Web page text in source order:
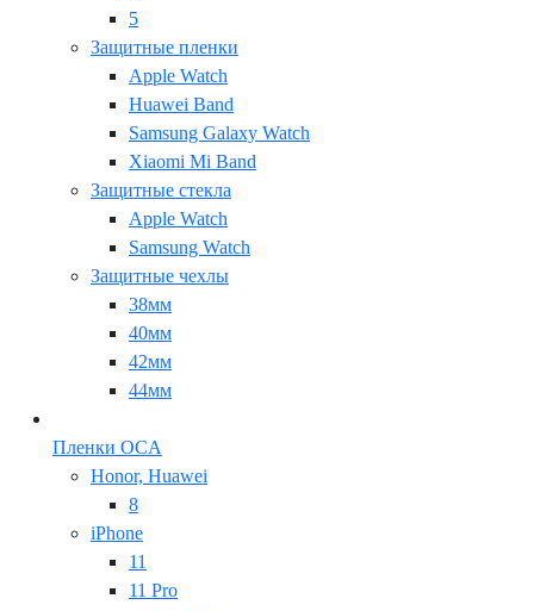
5
Защитные пленки
Apple Watch
Huawei Band
Samsung Galaxy Watch
Xiaomi Mi Band
Защитные стекла
Apple Watch
Samsung Watch
Защитные чехлы
38мм
40мм
42мм
44мм
Пленки OCA
Honor, Huawei
8
iPhone
11
11 Pro